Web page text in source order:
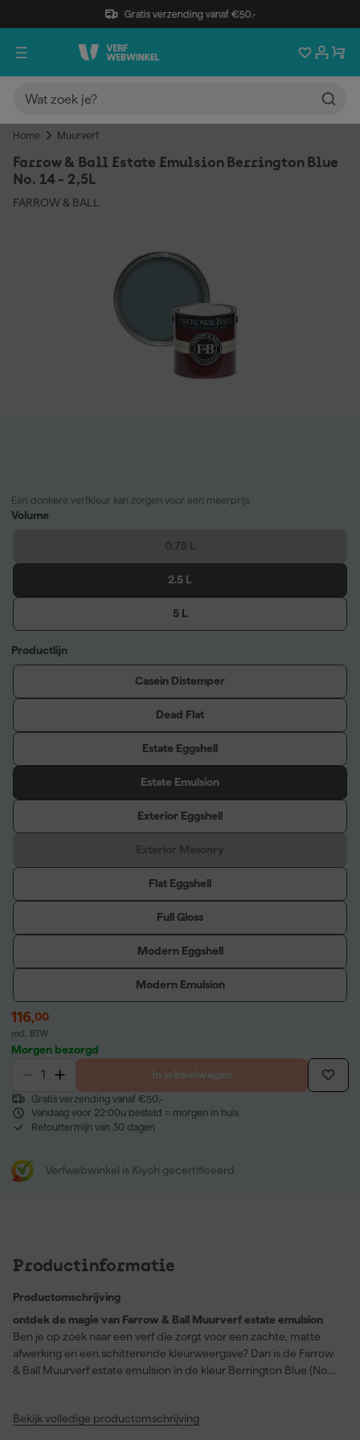
Gratis verzending vanaf €50,-
Home Muurverf
Farrow & Ball Estate Emulsion Berrington Blue
No. 14 - 2,5L
FARROW & BALL
Een donkere verfkleur kan zorgen voor een meerprijs.
Volume
2.5 L
5 L
Productlijn
Casein Distemper
Dead Flat
Estate Eggshell
Estate Emulsion
Exterior Eggshell
Flat Eggshell
Full Gloss
Modern Eggshell
Modern Emulsion
116,00
incl. BTW
Morgen bezorgd
In winkelwagen
Gratis verzending vanaf €50,-
Vandaag voor 22:00u besteld = morgen in huis
Retourtermijn van 30 dagen
Verfwebwinkel is Kiyoh gecertificeerd
Productinformatie
Productomschrijving
ontdek de magie van Farrow & Ball Muurverf estate emulsion
Ben je op zoek naar een verf die zorgt voor een zachte, matte
afwerking en een schitterende kleurweergave? Dan is de Farrow
& Ball Muurverf estate emulsion in de kleur Berrington Blue (No.
rendement van 14 vierkante meter per liter ben je verzekerd van
Bekijk volledige productomschrijving